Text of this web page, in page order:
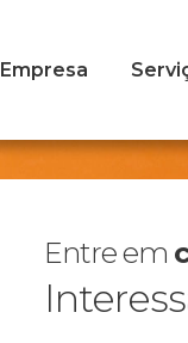
Empresa
Entre em